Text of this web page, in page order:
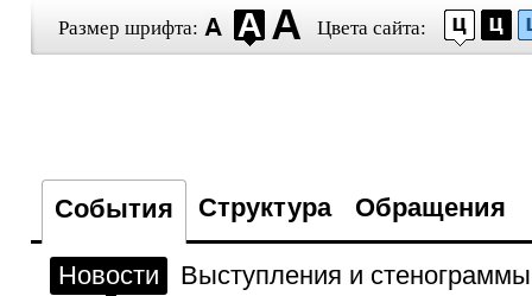
Размер шрифта: Цвета сайта:
События Структура Обращения
Новости
Выступления и стенограммы